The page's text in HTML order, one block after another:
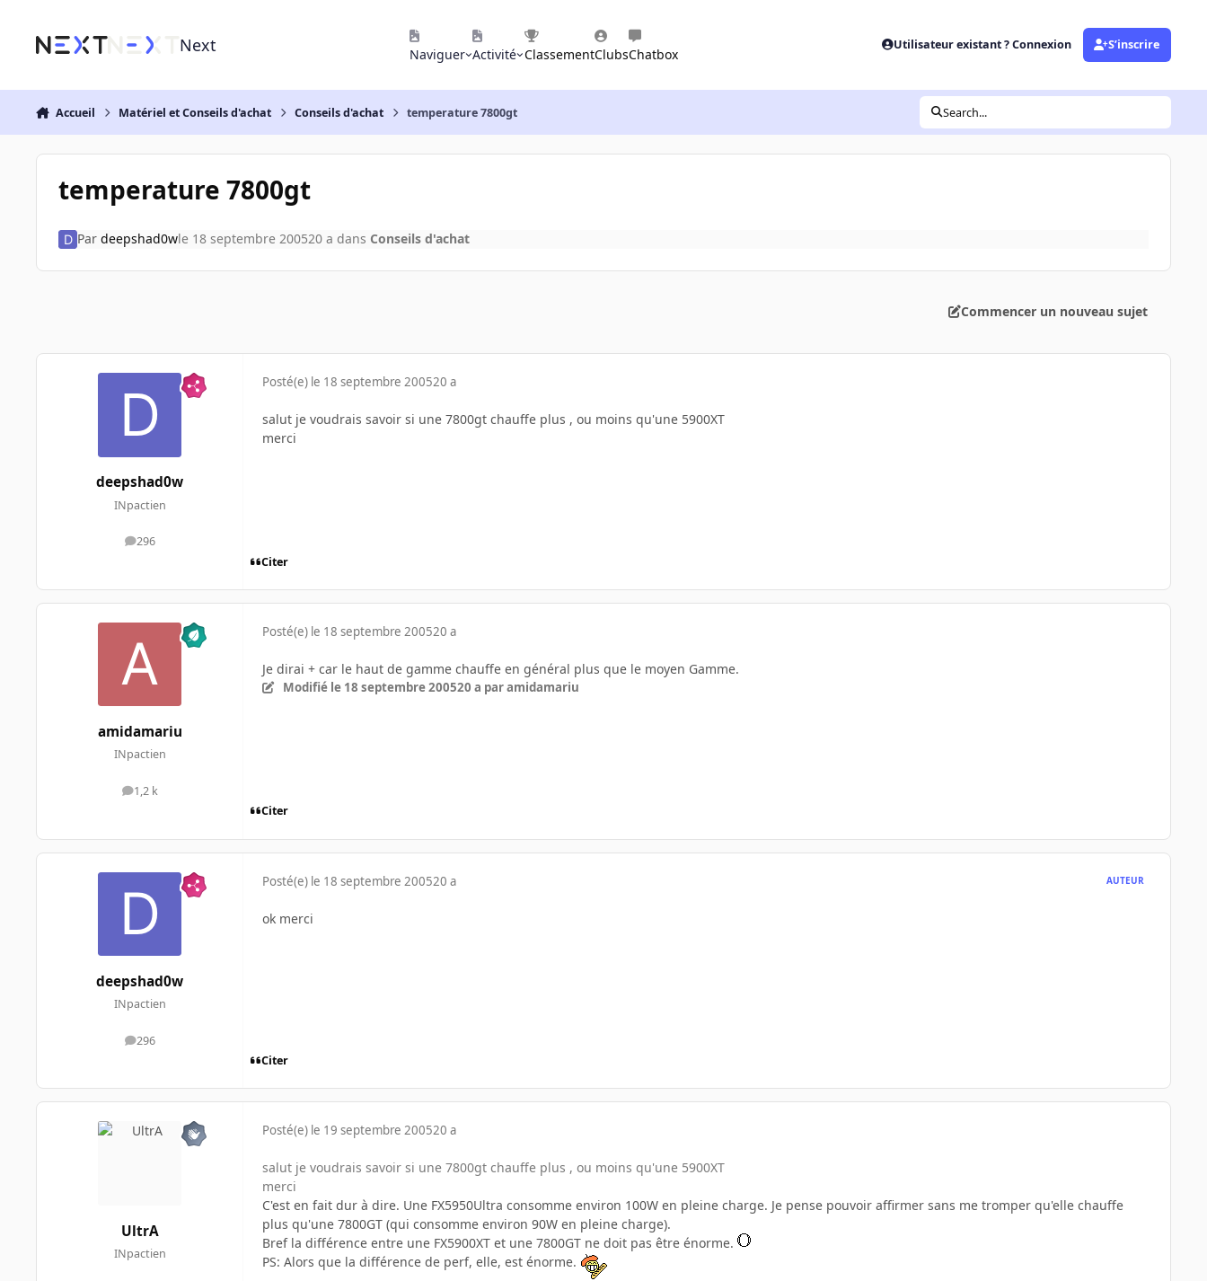
Next Naviguer Activité ClassementClubsChatbox
Utilisateur existant ? Connexion S’inscrire
Accueil Matériel et Conseils d'achat Conseils d'achat temperature 7800gt Search...
temperature 7800gt
Par deepshad0wle 18 septembre 200520 a dans Conseils d'achat
Commencer un nouveau sujet
deepshad0w
INpactien
296
messages
Posté(e) le 18 septembre 200520 a
salut je voudrais savoir si une 7800gt chauffe plus , ou moins qu'une 5900XT
merci
Citer
amidamariu
INpactien
1,2 k
messages
Posté(e) le 18 septembre 200520 a
Je dirai + car le haut de gamme chauffe en général plus que le moyen Gamme.
Modifié le 18 septembre 200520 a par amidamariu
Citer
deepshad0w
INpactien
296
messages
Posté(e) le 18 septembre 200520 a AUTEUR
ok merci
Citer
UltrA
INpactien
Posté(e) le 19 septembre 200520 a
salut je voudrais savoir si une 7800gt chauffe plus , ou moins qu'une 5900XT
merci
C'est en fait dur à dire. Une FX5950Ultra consomme environ 100W en pleine charge. Je pense pouvoir affirmer sans me tromper qu'elle chauffe
plus qu'une 7800GT (qui consomme environ 90W en pleine charge).
Bref la différence entre une FX5900XT et une 7800GT ne doit pas être énorme.
PS: Alors que la différence de perf, elle, est énorme.